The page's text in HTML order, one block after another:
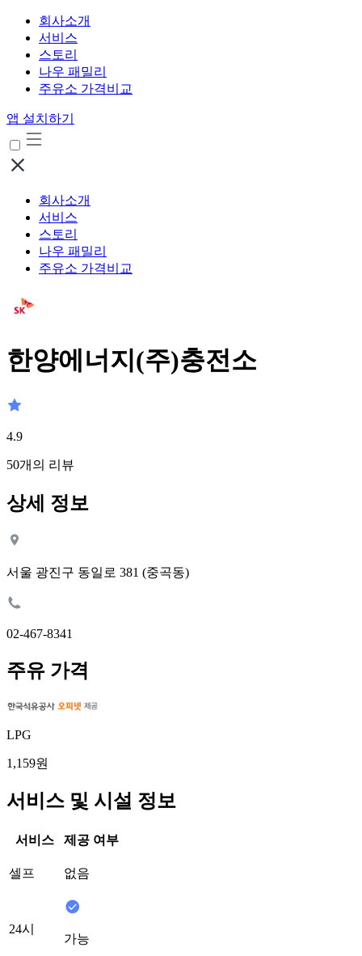
회사소개
서비스
스토리
나우 패밀리
주유소 가격비교
앱 설치하기
회사소개
서비스
스토리
나우 패밀리
주유소 가격비교
한양에너지(주)충전소
4.9
50개의 리뷰
상세 정보
서울 광진구 동일로 381 (중곡동)
02-467-8341
주유 가격
LPG
1,159원
서비스 및 시설 정보
서비스 제공 여부
셀프 없음
24시
가능